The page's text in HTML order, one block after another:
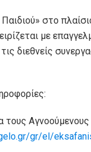
στο
με
διεθνείς
τους
gr/el/